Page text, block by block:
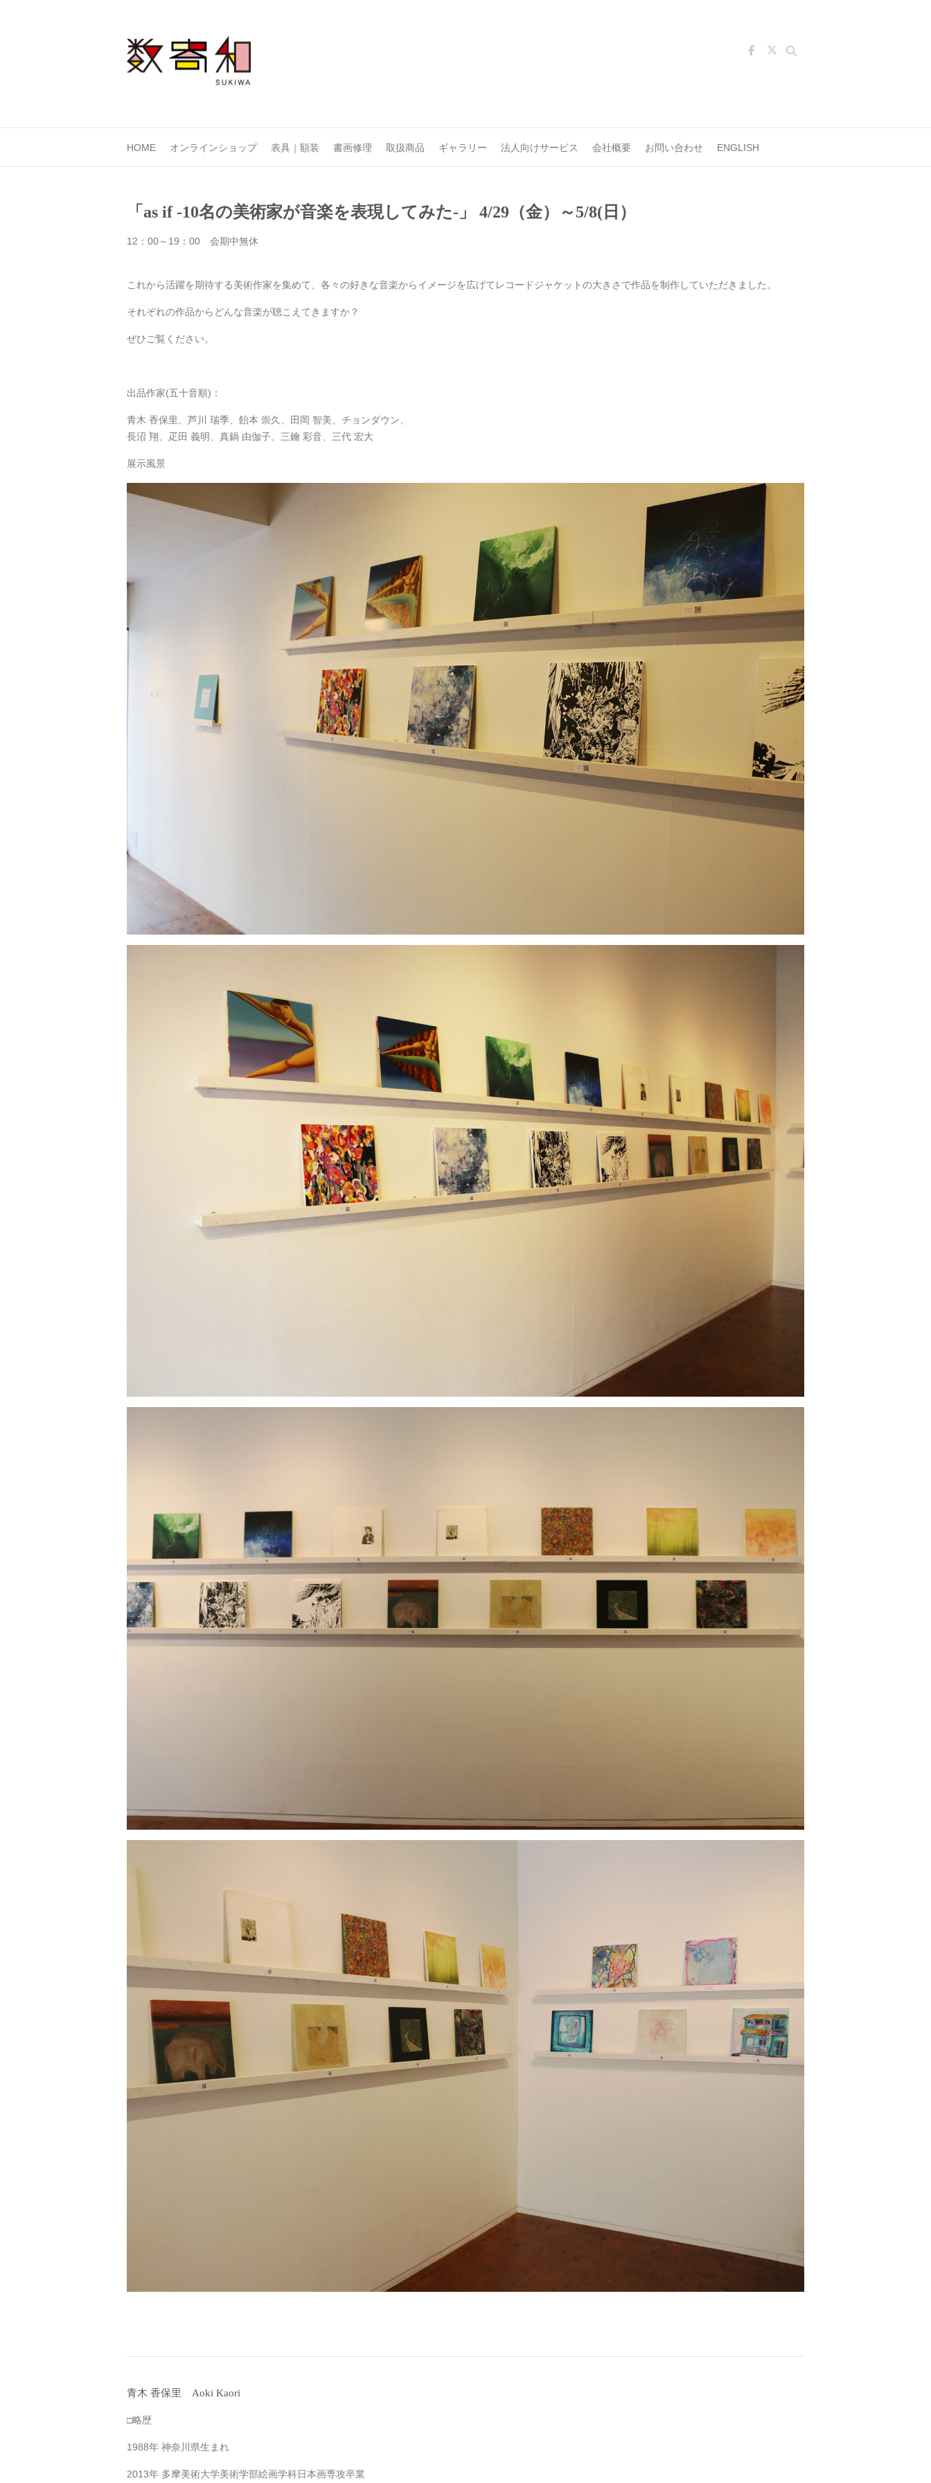
Search
HOME オンラインショップ 表具｜額装 書画修理 取扱商品 ギャラリー 法人向けサービス 会社概要 お問い合わせ ENGLISH
「as if -10名の美術家が音楽を表現してみた-」 4/29（金）～5/8(日）
12：00～19：00 会期中無休
これから活躍を期待する美術作家を集めて、各々の好きな音楽からイメージを広げてレコードジャケットの大きさで作品を制作していただきました。
それぞれの作品からどんな音楽が聴こえてきますか？
ぜひご覧ください。
出品作家(五十音順)：
青木 香保里、芦川 瑞季、飴本 崇久、田岡 智美、チョンダウン、
長沼 翔、疋田 義明、真鍋 由伽子、三鑰 彩音、三代 宏大
展示風景
青木 香保里 Aoki Kaori
□略歴
1988年 神奈川県生まれ
2013年 多摩美術大学美術学部絵画学科日本画専攻卒業